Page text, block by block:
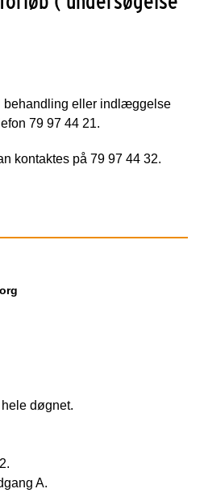
behandling eller indlæggelse
79 97 44 21.
kontaktes på 79 97 44 32.
døgnet.
A.